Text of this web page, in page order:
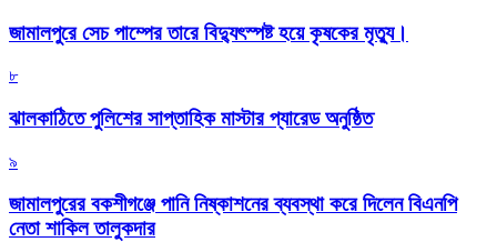
জামালপুরে সেচ পাম্পের তারে বিদ্যুৎস্পষ্ট হয়ে কৃষকের মৃত্যু।
৮
‎ঝালকাঠিতে পুলিশের সাপ্তাহিক মাস্টার প্যারেড অনুষ্ঠিত
৯
জামালপুরের বকশীগঞ্জে পানি নিষ্কাশনের ব্যবস্থা করে দিলেন বিএনপি
নেতা শাকিল তালুকদার